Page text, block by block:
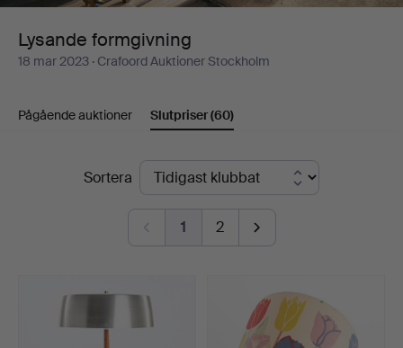
Lysande formgivning
18 mar 2023 · Crafoord Auktioner Stockholm
Pågående auktioner Slutpriser(60)
SlutpriserSortera
1 2